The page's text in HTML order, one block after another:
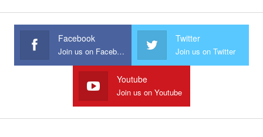
Facebook
Join us on Facebook
Twitter
Join us on Twitter
Youtube
Join us on Youtube